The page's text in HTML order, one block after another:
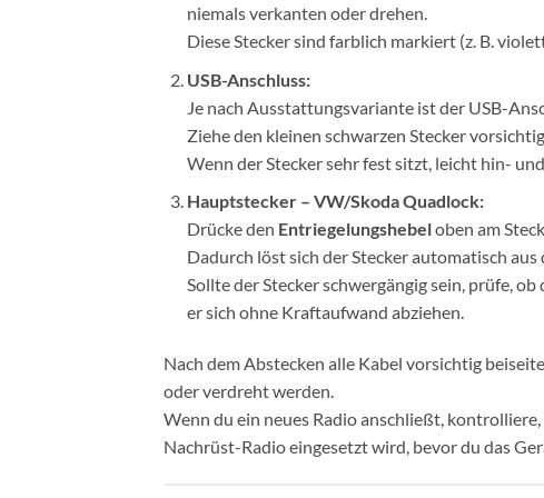
niemals verkanten oder drehen.
Diese Stecker sind farblich markiert (z. B.
USB-Anschluss:
Je nach Ausstattungsvariante ist der USB-
Ziehe den kleinen schwarzen Stecker
Wenn der Stecker sehr fest sitzt, leicht hin-
Hauptstecker – VW/Skoda Quadlock:
Drücke den Entriegelungshebeloben am
Dadurch löst sich der Stecker automatisch
Sollte der Stecker schwergängig sein, prüfe,
er sich ohne Kraftaufwand abziehen.
Nach dem Abstecken alle Kabel vorsichtig
oder verdreht werden.
Wenn du ein neues Radio anschließt, kontrolliere,
Nachrüst-Radio eingesetzt wird, bevor du das